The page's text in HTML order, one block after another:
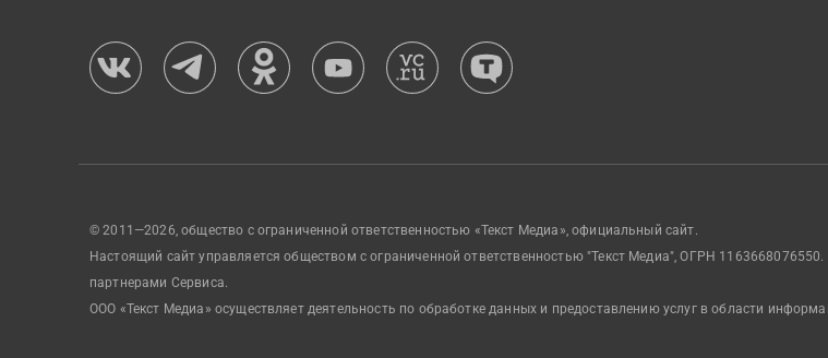
© 2011—2026, общество с ограниченной ответственностью «Текст Медиа», официальный сайт.
Настоящий сайт управляется обществом с ограниченной ответственностью "Текст Медиа", ОГРН
партнерами Сервиса.
ООО «Текст Медиа» осуществляет деятельность по обработке данных и предоставлению услуг в области